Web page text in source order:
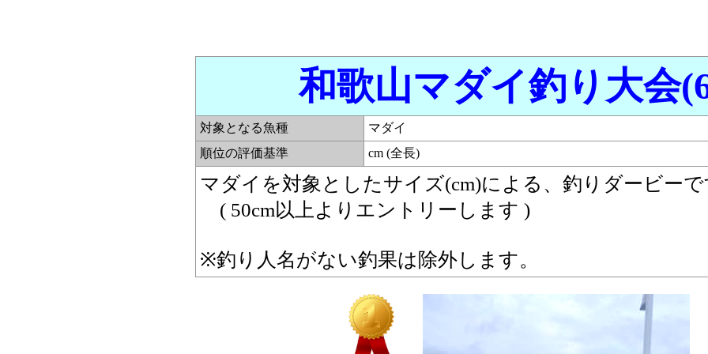
和歌山マダイ釣り大会
対象となる魚種
マダイ
順位の評価基準
cm (全長)
マダイを対象としたサイズ(cm)による、釣りダービー
( 50cm以上よりエントリーします )
※釣り人名がない釣果は除外します。